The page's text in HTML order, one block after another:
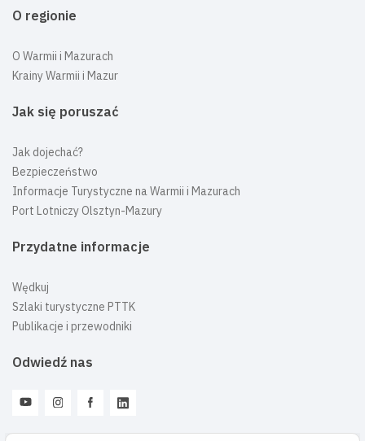
O regionie
O Warmii i Mazurach
Krainy Warmii i Mazur
Jak się poruszać
Jak dojechać?
Bezpieczeństwo
Informacje Turystyczne na Warmii i Mazurach
Port Lotniczy Olsztyn-Mazury
Przydatne informacje
Wędkuj
Szlaki turystyczne PTTK
Publikacje i przewodniki
Odwiedź nas